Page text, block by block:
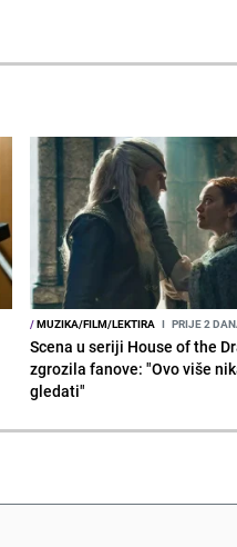
/MUZIKA/FILM/LEKTIRA I PRIJE 2
Scena u seriji House of the
zgrozila fanove: "Ovo više
gledati"